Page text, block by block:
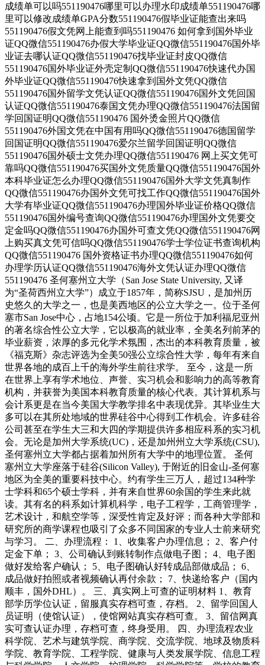
成绩单可以吗551190476哪里可以办理水印成绩单551190476哪
里可以修改成绩单GPA分数551190476假毕业证能查出来吗
551190476假文凭网上能查到吗551190476 如何拿到国外毕业
证QQ微信551190476办假大学毕业证QQ微信551190476国外毕
业证去哪认证QQ微信551190476找毕业证封皮QQ微信
551190476国外毕业证外壳定制QQ微信551190476快速代办国
外毕业证QQ微信551190476快速拿到国外文凭QQ微信
551190476国外留学文凭认证QQ微信551190476国外文凭回国
认证QQ微信551190476泰国文凭办理QQ微信551190476法国留
学回国证明QQ微信551190476 国外烫金照片QQ微信
551190476外国文凭在中国有用吗QQ微信551190476德国留学
回国证明QQ微信551190476爱尔兰留学回国证明QQ微信
551190476国外硕士文凭办理QQ微信551190476 网上买文凭可
靠吗QQ微信551190476买国外文凭质量QQ微信551190476国外
本科毕业证怎么办理QQ微信551190476国外大学文凭真制作
QQ微信551190476办国外文凭可找工作QQ微信551190476国外
大学有毕业证QQ微信551190476办理国外毕业证价格QQ微信
551190476国外编号查询QQ微信551190476办理国外文凭要交
定金吗QQ微信551190476办国外可查文凭QQ微信551190476网
上购买真文凭可信吗QQ微信551190476学士学位证书查询机构
QQ微信551190476 国外资格证书办理QQ微信551190476如何
办理学历认证QQ微信551190476海外文凭认证办理QQ微信
551190476 圣何塞州立大学（San Jose State University, 又译
为“圣荷西州立大学”）成立于1857年，简称SJSU，是加州历
史悠久的大学之一，也是美西地区的公立大学之一。位于圣何
塞市San Jose中心，占地154公顷。它是一所位于加利福尼亚州
的著名综合性公立大学，它以极高的就业率，全美名列前茅的
毕业薪资，浓厚的多元化学术氛围，杰出的本科教育质量，被
《福克斯》杂志评选为全美50强公立综合性大学，每年有来自
世界各地的成百上千的海外学生前往求学。 至今，这是一所
在世界上享有学术地位、声誉、实习机会和影响力的高等教育
机构，并获誉为美国本科教育质量的核心代表。其计算机系与
会计系更是在当今美国大学教学排名中表现优异。其毕业生大
多可以在其所处地域的世界硅谷中心得到工作机会。许多硅谷
公司甚至在学生大三和大四的学期提供许多相应科系的实习机
会。无论是加州大学系统(UC)，还是加州州立大学系统(CSU),
圣何塞州立大学都占据着加州所有大学中的地理位置。 圣何
塞州立大学座落于硅谷(Silicon Valley), 于附近的旧金山-圣何塞
地区为全美的重要科技中心。约有学生三万人，超过134种学
士学科和65个硕士学科，并有来自世界60余国的学生来此就
读。其有名的科系如计算机科学，电子工程学，工商管理学，
艺术设计，和航空学等，深受性肯定及好评；而各种大学部和
研究所的商学课程也吸引了众多不同国家的专业人士前来研究
与学习。 二、办理流程： 1、收集客户办理信息； 2、客户付
定金下单； 3、公司确认到账转制作点做电子图； 4、电子图
做好发给客户确认； 5、电子图确认好转成品部做成品； 6、
成品做好拍照或者视频确认再付余款； 7、快递给客户（国内
顺丰，国外DHL）。 三、真实网上可查的证明材料 1、教育
部学历学位认证，留服真实存档可查，存档。 2、留学回国人
员证明（使馆认证），使馆网站真实存档可查。 3、留信网真
实可查认证办理，存档可查，终身受用。 四、办理流程农业
科学院、艺术与建筑学院、商学院、交流学院、地球及物质科
学院、教育学院、工程学院、健康与人类发展学院、信息工程